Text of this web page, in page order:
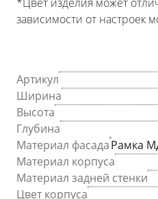
зависимости от настроек
Артикул
Ширина
Высота
Глубина
Материал фасадаРамка
Материал корпуса
Материал задней стенки
Цвет корпуса